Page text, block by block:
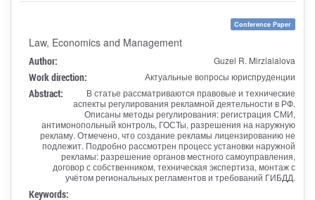
Conference Paper
Law, Economics and Management
Author: Guzel R. Mirzialalova
Work direction: Актуальные вопросы юриспруденции
Abstract:
В статье рассматриваются правовые и технические
аспекты регулирования рекламной деятельности в РФ.
Описаны методы регулирования: регистрация СМИ,
антимонопольный контроль, ГОСТы, разрешения на наружную
рекламу. Отмечено, что создание рекламы лицензированию не
подлежит. Подробно рассмотрен процесс установки наружной
рекламы: разрешение органов местного самоуправления,
договор с собственником, техническая экспертиза, монтаж с
учётом региональных регламентов и требований ГИБДД.
Keywords: